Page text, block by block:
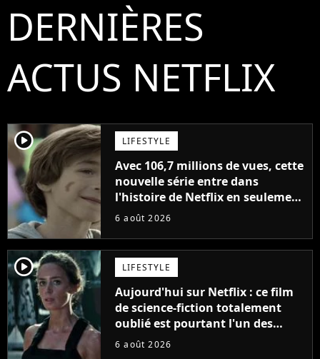
DERNIÈRES
ACTUS NETFLIX
player2 LIFESTYLE
Avec 106,7 millions de vues, cette
nouvelle série entre dans
l'histoire de Netflix en seulement
48 jours
6 août 2026
player2 LIFESTYLE
Aujourd'hui sur Netflix : ce film
de science-fiction totalement
oublié est pourtant l'un des
meilleurs des années 2010
6 août 2026